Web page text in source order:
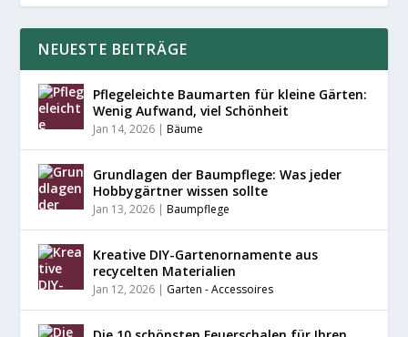
NEUESTE BEITRÄGE
Pflegeleichte Baumarten für kleine Gärten:
Wenig Aufwand, viel Schönheit
Jan 14, 2026 |Bäume
Grundlagen der Baumpflege: Was jeder
Hobbygärtner wissen sollte
Jan 13, 2026 |Baumpflege
Kreative DIY-Gartenornamente aus
recycelten Materialien
Jan 12, 2026 | Garten - Accessoires